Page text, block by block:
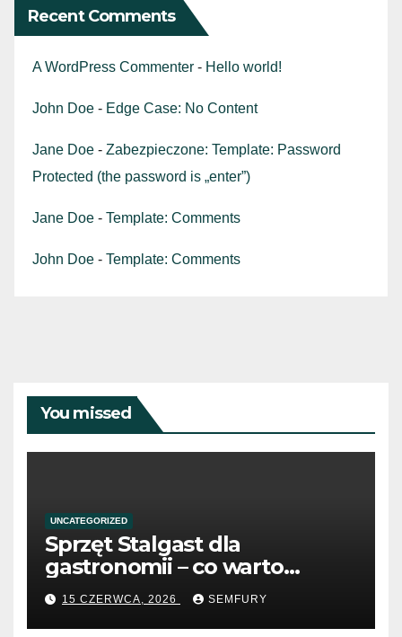
Recent Comments
A WordPress Commenter - Hello world!
John Doe - Edge Case: No Content
Jane Doe - Zabezpieczone: Template: Password
Protected (the password is „enter”)
Jane Doe - Template: Comments
John Doe - Template: Comments
You missed
UNCATEGORIZED
Sprzęt Stalgast dla
gastronomii – co warto
wiedzieć przed zakupem?
15 CZERWCA, 2026 SEMFURY